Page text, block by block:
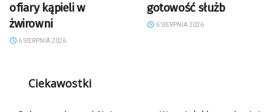
ofiary kąpieli w
żwirowni
6 SIERPNIA 2026
gotowość służb
6 SIERPNIA 2026
Ciekawostki